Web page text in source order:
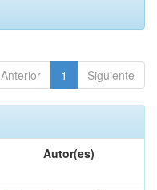
Anterior 1 Siguiente
Autor(es)